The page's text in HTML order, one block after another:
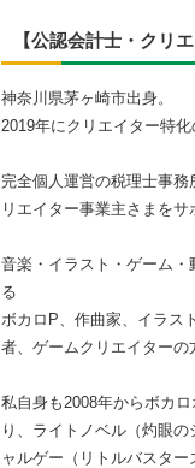
【公認会計士・クリ
神奈川県茅ヶ崎市出身。
2019年にクリエイター特化
完全個人運営の税理士事務
リエイター事業主さまをサ
音楽・イラスト・ゲーム
る
ボカロP、作曲家、イラス
者、ゲームクリエイターの
私自身も2008年からボカ
り、ライトノベル（灼眼
ャルゲー（リトルバスター